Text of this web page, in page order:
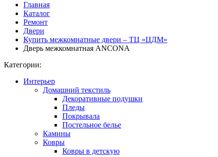
Главная
Каталог
Ремонт
Двери
Купить межкомнатные двери – ТЦ «ЦДМ»
Дверь межкомнатная ANCONA
Категории:
Интерьер
Домашний текстиль
Декоративные подушки
Пледы
Покрывала
Постельное белье
Камины
Ковры
Ковры в детскую